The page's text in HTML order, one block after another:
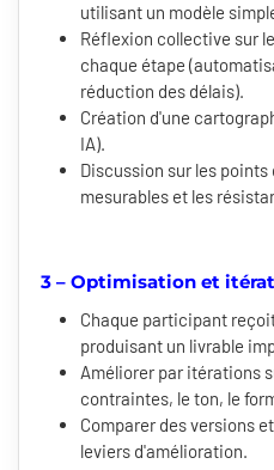
utilisant un modèle
Réflexion collective sur
chaque étape
réduction des délais).
Création d'une
IA).
Discussion sur les
mesurables et les
3 – Optimisation et
Chaque participant
produisant un livrable
Améliorer par itérations
contraintes, le ton, le
Comparer des versions
leviers d'amélioration.